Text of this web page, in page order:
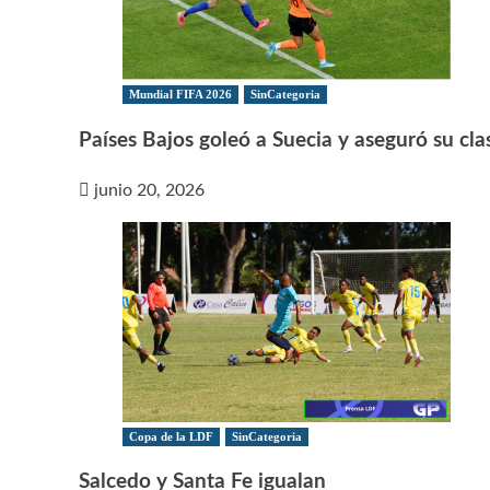
Mundial FIFA 2026 SinCategoria
Países Bajos goleó a Suecia y aseguró su
junio 20, 2026
Copa de la LDF SinCategoria
Salcedo y Santa Fe igualan